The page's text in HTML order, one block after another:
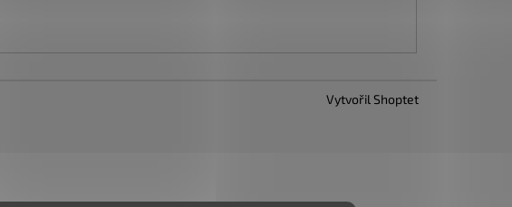
Vytvořil Shoptet